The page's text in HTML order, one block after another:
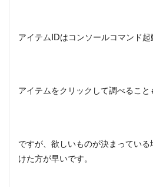
アイテムIDはコンソールコマンド起
アイテムをクリックして調べること
ですが、欲しいものが決まってい
けた方が早いです。